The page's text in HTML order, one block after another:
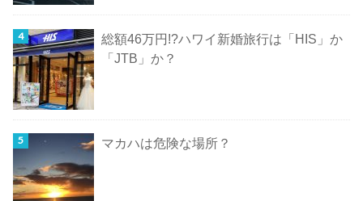
総額46万円!?ハワイ新婚旅行は「HIS」か
「JTB」か？
マカハは危険な場所？